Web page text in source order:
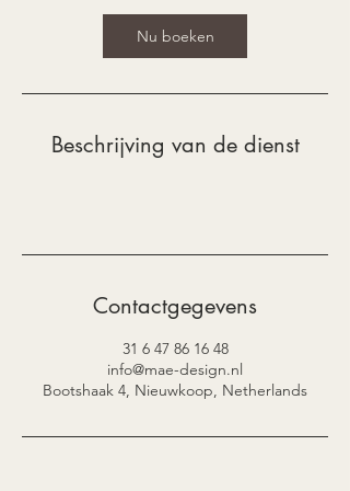
i
n
.
Nu boeken
Beschrijving van de dienst
Contactgegevens
31 6 47 86 16 48
info@mae-design.nl
Bootshaak 4, Nieuwkoop, Netherlands